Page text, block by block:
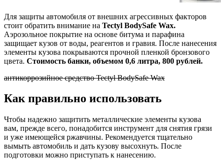
Для защиты автомобиля от внешних агрессивных факторов
стоит обратить внимание на Tectyl BodySafe Wax.
Аэрозольное покрытие на основе битума и парафина
защищает кузов от воды, реагентов и гравия. После нанесения
элементы кузова покрываются прочной пленкой бронзового
цвета. Стоимость банки, объемом 0,6 литра, 800 рублей.
антикоррозийное средство Tectyl BodySafe Wax
Как правильно использовать
Чтобы надежно защитить металлические элементы кузова
вам, прежде всего, понадобится инструмент для снятия грязи
и уже имеющейся ржавчины. Рекомендуется тщательно
вымыть автомобиль и дать кузову высохнуть. После
подготовки можно приступать к нанесению.